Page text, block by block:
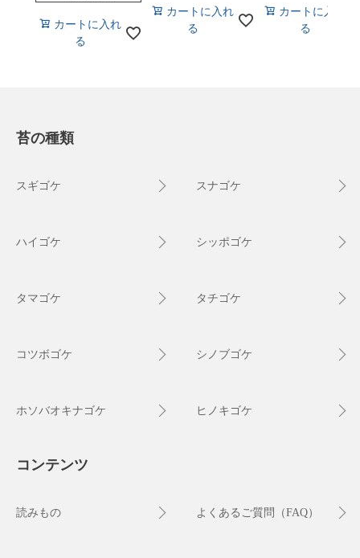
カートに入れ
る
カートに入れ
る
カートに入れ
る
苔の種類
スギゴケ スナゴケ
ハイゴケ シッポゴケ
タマゴケ タチゴケ
コツボゴケ シノブゴケ
ホソバオキナゴケ ヒノキゴケ
コンテンツ
読みもの よくあるご質問（FAQ）